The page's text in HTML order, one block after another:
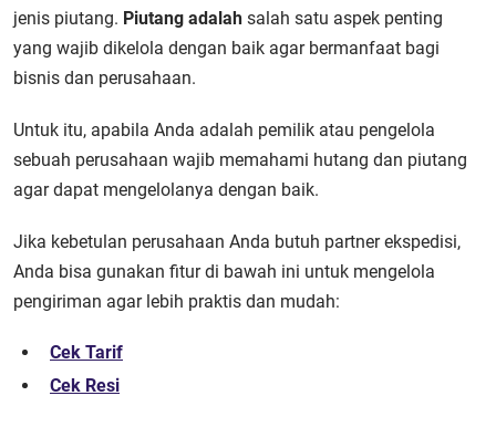
jenis piutang. Piutang adalah salah satu aspek penting
yang wajib dikelola dengan baik agar bermanfaat bagi
bisnis dan perusahaan.
Untuk itu, apabila Anda adalah pemilik atau pengelola
sebuah perusahaan wajib memahami hutang dan piutang
agar dapat mengelolanya dengan baik.
Jika kebetulan perusahaan Anda butuh partner ekspedisi,
Anda bisa gunakan fitur di bawah ini untuk mengelola
pengiriman agar lebih praktis dan mudah:
Cek Tarif
Cek Resi